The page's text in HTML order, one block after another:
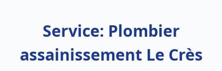
Service: Plombier
assainissement Le Crès